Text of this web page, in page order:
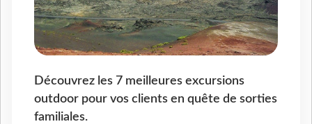
Découvrez les 7 meilleures excursions
outdoor pour vos clients en quête de sorties
familiales.